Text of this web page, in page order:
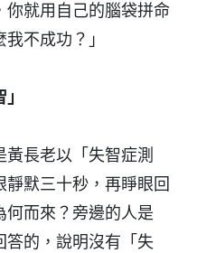
你就用自己的腦袋拼命
不成功？」
長老以「失智症測
默三十秒，再睜眼回
何而來？旁邊的人是
答的，說明沒有「失